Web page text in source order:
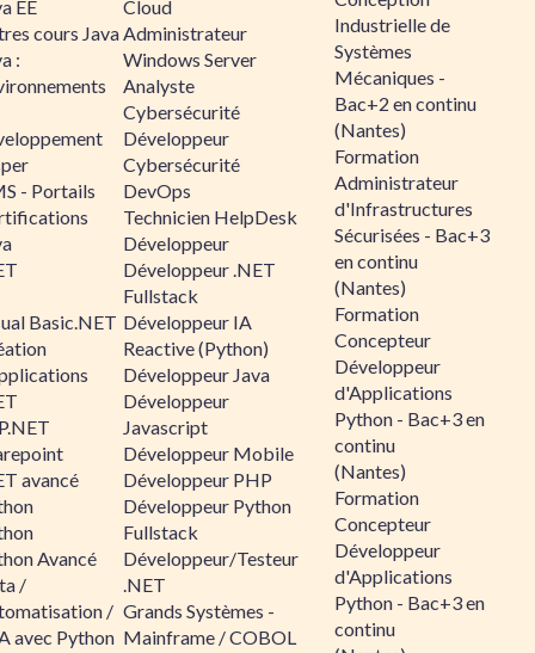
EE
cours Java
:
- Portails
Basic.NET
avancé
Avancé
/
/
avec Python
Cloud
Administrateur
Windows Server
Analyste
Cybersécurité
Développeur
Cybersécurité
DevOps
Technicien HelpDesk
Développeur
Développeur .NET
Fullstack
Développeur IA
Reactive (Python)
Développeur Java
Développeur
Javascript
Développeur Mobile
Développeur PHP
Développeur Python
Fullstack
Développeur/Testeur
.NET
Grands Systèmes -
Mainframe / COBOL
Industrielle de
Systèmes
Mécaniques -
Bac+2 en continu
(Nantes)
Formation
Administrateur
d'Infrastructures
Sécurisées - Bac+3
en continu
(Nantes)
Formation
Concepteur
Développeur
d'Applications
Python - Bac+3 en
continu
(Nantes)
Formation
Concepteur
Développeur
d'Applications
Python - Bac+3 en
continu